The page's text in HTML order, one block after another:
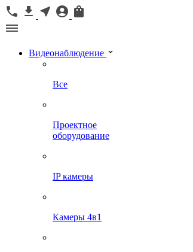
Видеонаблюдение
Все
Проектное
оборудование
IP камеры
Камеры 4в1